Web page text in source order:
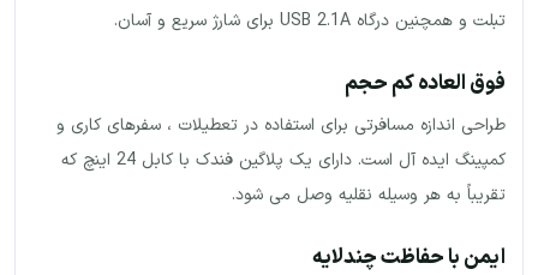
تبلت و همچنین درگاه USB 2.1A برای شارژ سریع و آسان.
فوق العاده کم حجم
طراحی اندازه مسافرتی برای استفاده در تعطیلات ، سفرهای کاری و
کمپینگ ایده آل است. دارای یک پلاگین فندک با کابل 24 اینچ که
تقریباً به هر وسیله نقلیه وصل می شود.
ایمن با حفاظت چندلایه